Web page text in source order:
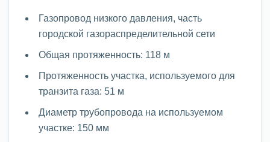
Газопровод низкого давления, часть
городской газораспределительной сети
Общая протяженность: 118 м
Протяженность участка, используемого для
транзита газа: 51 м
Диаметр трубопровода на используемом
участке: 150 мм